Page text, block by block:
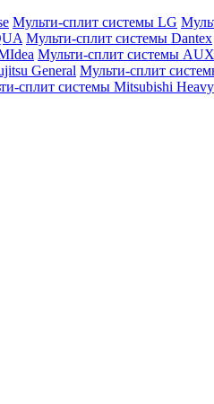
Мульти-сплит системы LG
Мульти-сплит системы Dantex
Мульти-сплит системы AUX
General Мульти-сплит
сплит системы Mitsubishi Heavy